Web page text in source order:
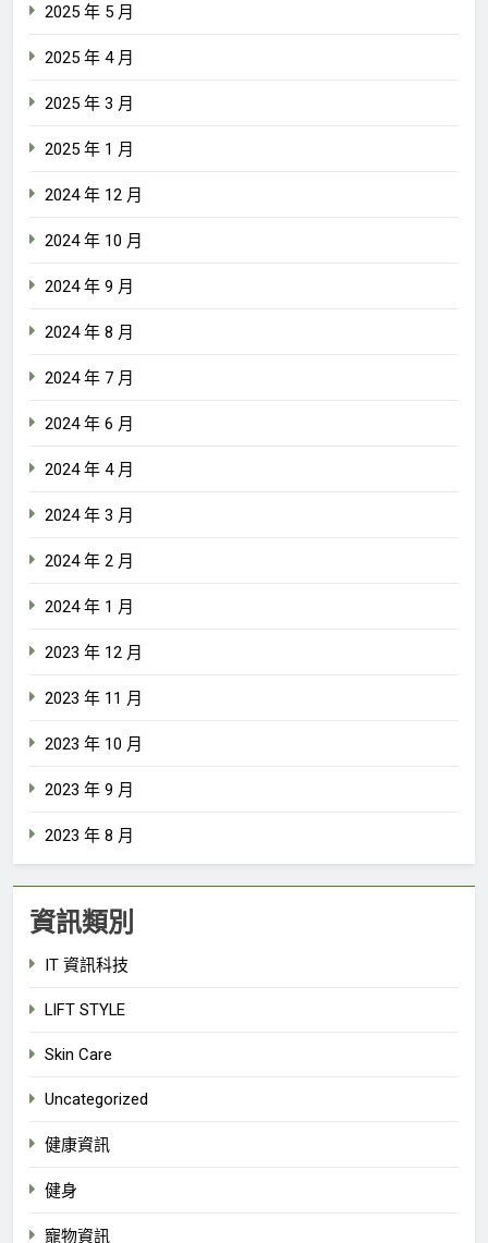
2025 年 5 月
2025 年 4 月
2025 年 3 月
2025 年 1 月
2024 年 12 月
2024 年 10 月
2024 年 9 月
2024 年 8 月
2024 年 7 月
2024 年 6 月
2024 年 4 月
2024 年 3 月
2024 年 2 月
2024 年 1 月
2023 年 12 月
2023 年 11 月
2023 年 10 月
2023 年 9 月
2023 年 8 月
資訊類別
IT 資訊科技
LIFT STYLE
Skin Care
Uncategorized
健康資訊
健身
寵物資訊